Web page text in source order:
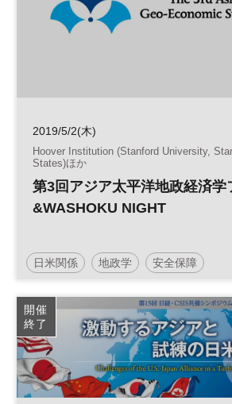
2019/5/2(木)
Hoover Institution (Stanford University,
States)ほか
第3回アジア太平洋地政経済学
&WASHOKU NIGHT
日米関係 地政学 安全保障
開催
終了